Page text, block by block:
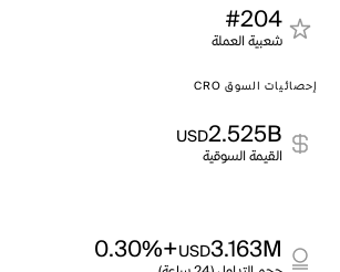
#204
شعبية العملة
إحصائيات السوق CRO
2.525B
USD
القيمة السوقية
3.163M
USD
+0.30%